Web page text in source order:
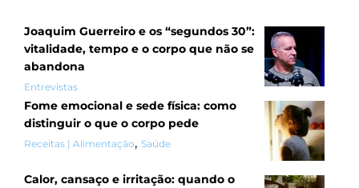
Joaquim Guerreiro e os “segundos 30”:
vitalidade, tempo e o corpo que não se
abandona
Entrevistas
Fome emocional e sede física: como
distinguir o que o corpo pede
Receitas | Alimentação, Saúde
Calor, cansaço e irritação: quando o